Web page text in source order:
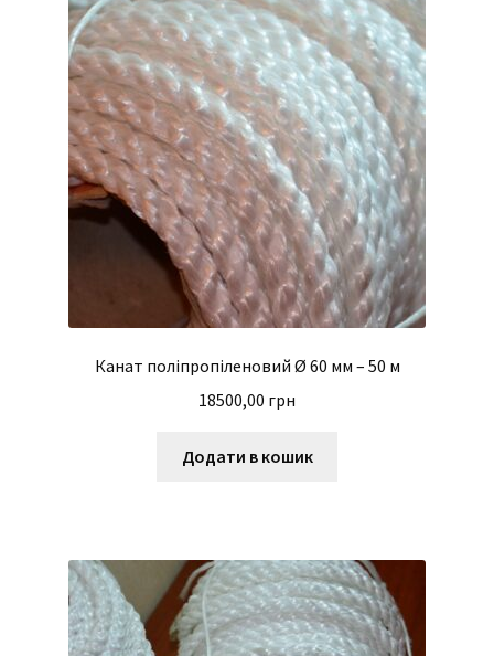
Канат поліпропіленовий Ø 60 мм – 50 м
18500,00 грн
Додати в кошик